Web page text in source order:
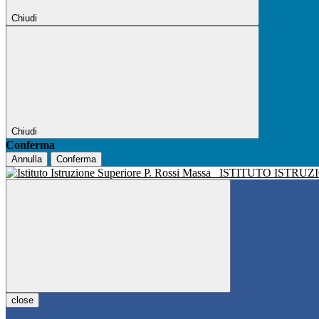
Chiudi
Chiudi
Conferma
Annulla Conferma
ISTITUTO
close